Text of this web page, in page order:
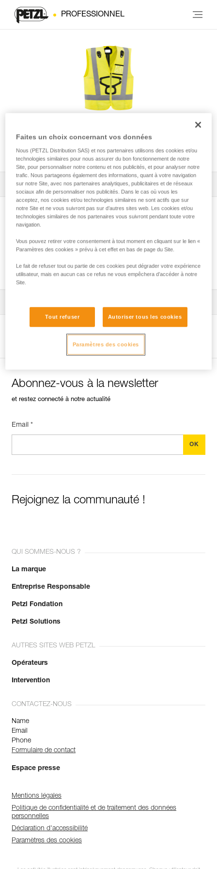
PROFESSIONNEL
Veste HI-VIZ pour harnais
NEWTON®
Tous les conseils techniques 1 Filtrer
Quel harnais pour quels usages ?
Voir la page produit
Abonnez-vous à la newsletter
et restez connecté à notre actualité
Email *
Rejoignez la communauté !
QUI SOMMES-NOUS ?
La marque
Entreprise Responsable
Petzl Fondation
Petzl Solutions
AUTRES SITES WEB PETZL
Opérateurs
Intervention
CONTACTEZ-NOUS
Name
Email
Phone
Formulaire de contact
Espace presse
Mentions légales
Politique de confidentialité et de traitement des données
personnelles
Déclaration d'accessibilité
Paramètres des cookies
Faites un choix concernant vos données
Nous (PETZL Distribution SAS) et nos partenaires utilisons des cookies et/ou
technologies similaires pour nous assurer du bon fonctionnement de notre
Site, pour personnaliser notre contenu et nos publicités, et pour analyser notre
trafic. Nous partageons également des informations, quant à votre navigation
sur notre Site, avec nos partenaires analytiques, publicitaires et de réseaux
sociaux afin de personnaliser nos publicités. Dans le cas où vous les
acceptez, nos cookies et/ou technologies similaires ne sont actifs que sur
notre Site et ne vous suivront pas sur d’autres sites web. Les cookies et/ou
technologies similaires de nos partenaires vous suivront pendant toute votre
navigation.
Vous pouvez retirer votre consentement à tout moment en cliquant sur le lien «
Paramètres des cookies » prévu à cet effet en bas de page du Site.
Le fait de refuser tout ou partie de ces cookies peut dégrader votre expérience
utilisateur, mais en aucun cas ce refus ne vous empêchera d’accéder à notre
Site.
Tout refuser Autoriser tous les cookies
Paramètres des cookies